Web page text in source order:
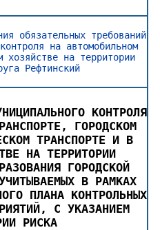
обязательных требований
на автомобильном
хозяйстве на территории
Рефтинский
КОНТРОЛЯ
ГОРОДСКОМ
ТРАНСПОРТЕ И В
НА ТЕРРИТОРИИ
ГОРОДСКОЙ
В РАМКАХ
ПЛАНА КОНТРОЛЬНЫХ
С УКАЗАНИЕМ
РИСКА